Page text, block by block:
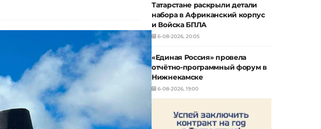
Татарстане раскрыли детали
набора в Африканский корпус
и Войска БПЛА
6-08-2026, 20:05
«Единая Россия» провела
отчётно-программный форум в
Нижнекамске
6-08-2026, 19:00